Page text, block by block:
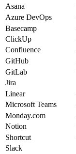
Asana
Azure DevOps
Basecamp
ClickUp
Confluence
GitHub
GitLab
Jira
Linear
Microsoft Teams
Monday.com
Notion
Shortcut
Slack